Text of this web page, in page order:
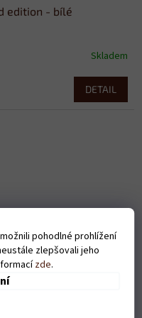
pohodlné prohlížení
zlepšovali jeho
zde.
edition - bílé
Skladem
DETAIL